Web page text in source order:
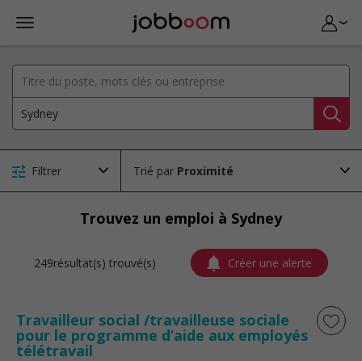
Filtrer Trié par
Trouvez un emploi à Sydney
249résultat(s) trouvé(s) Créer une alerte
Travailleur social /travailleuse sociale
pour le programme d’aide aux employés
télétravail